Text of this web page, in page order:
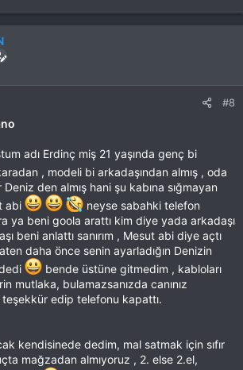
#8
adı Erdinç miş 21 yaşında genç bi
, modeli bi arkadaşından almış , oda
den almış hani şu kabına sığmayan
abi
neyse sabahki telefon
ya beni goola arattı kim diye yada arkadaşı
beni anlattı sanırım , Mesut abi diye açtı
daha önce senin ayarladığın Denizin
bende üstüne gitmedim , kabloları
mutlaka, bulamazsanızda canınız
edip telefonu kapattı.
kendisinede dedim, mal satmak için sıfır
mağzadan almıyoruz , 2. else 2.el,